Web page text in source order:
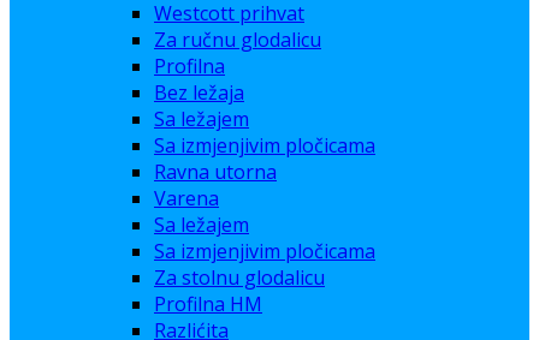
Westcott prihvat
Za ručnu glodalicu
Profilna
Bez ležaja
Sa ležajem
Sa izmjenjivim pločicama
Ravna utorna
Varena
Sa ležajem
Sa izmjenjivim pločicama
Za stolnu glodalicu
Profilna HM
Razlićita